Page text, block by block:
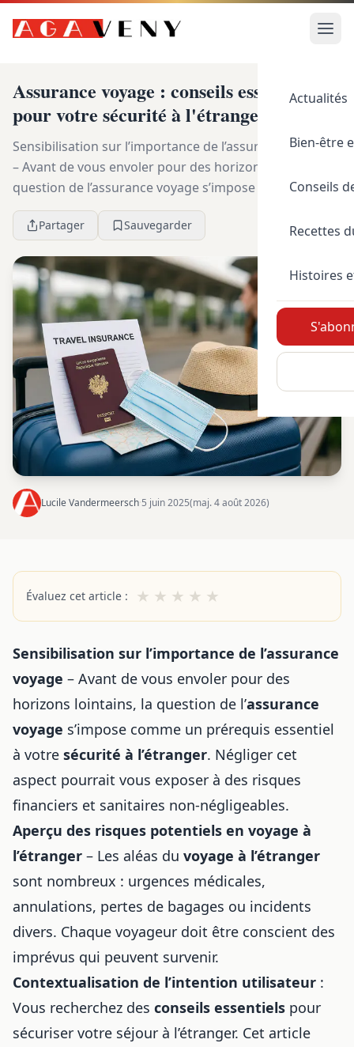
Actualités
Bien-être
Conseils
Recettes
Histoires
Assurance voyage : conseils essentiels
pour votre sécurité à l'étranger
Sensibilisation sur l’importance de l’assurance voyage
– Avant de vous envoler pour des horizons lointains, la
question de l’assurance voyage s’impose comme un
prérequis essentiel à votre sécurité à l...
Partager Sauvegarder
Lucile Vandermeersch·5 juin 2025(maj. 4 août 2026)
Évaluez cet article : ★ ★ ★ ★ ★
Sensibilisation sur l’importance de l’assurance
voyage – Avant de vous envoler pour des
horizons lointains, la question de l’assurance
voyage s’impose comme un prérequis essentiel
à votre sécurité à l’étranger. Négliger cet
aspect pourrait vous exposer à des risques
financiers et sanitaires non-négligeables.
Aperçu des risques potentiels en voyage à
l’étranger – Les aléas du voyage à l’étranger
sont nombreux : urgences médicales,
annulations, pertes de bagages ou incidents
divers. Chaque voyageur doit être conscient des
imprévus qui peuvent survenir.
Contextualisation de l’intention utilisateur :
Vous recherchez des conseils essentiels pour
sécuriser votre séjour à l’étranger. Cet article